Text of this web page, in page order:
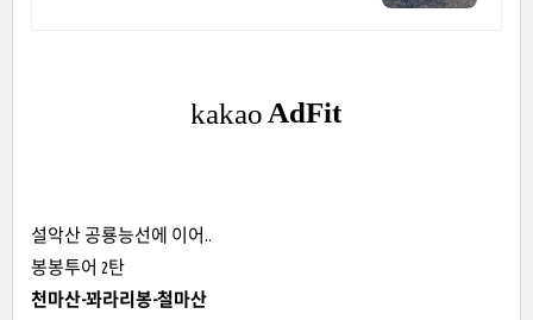
설악산 공룡능선에 이어..
봉봉투어 2탄
천마산-꽈라리봉-철마산